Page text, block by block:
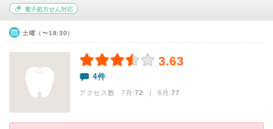
電子処方せん対応
土曜（〜18:30）
3.63
4件
アクセス数 7月:72 | 6月:77